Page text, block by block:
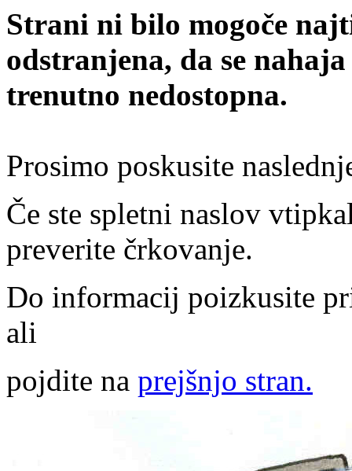
Strani ni bilo mogoče
odstranjena, da se
trenutno nedostopna.
Prosimo poskusite
Če ste spletni naslov
preverite črkovanje.
Do informacij poizkusite
ali
pojdite na prejšnjo stran.